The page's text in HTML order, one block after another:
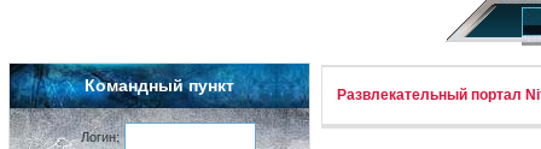
Командный пункт
Логин:
Развлекательный портал